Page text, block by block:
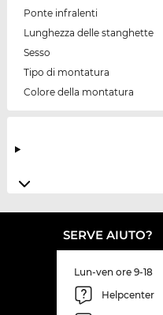
Ponte infralenti
Lunghezza delle stanghette
Sesso
Tipo di montatura
Colore della montatura
SERVE AIUTO?
Lun-ven ore 9-18
Helpcenter